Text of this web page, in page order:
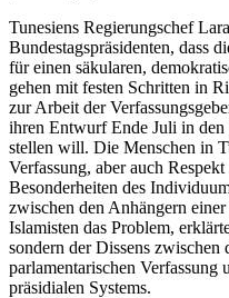
Tunesiens Regierungschef
Bundestagspräsidenten, dass
für einen säkularen,
gehen mit festen Schritten in
zur Arbeit der
ihren Entwurf Ende Juli in
stellen will. Die Menschen in
Verfassung, aber auch
Besonderheiten des
zwischen den Anhängern
Islamisten das Problem,
sondern der Dissens zwischen
parlamentarischen Verfassung
präsidialen Systems.